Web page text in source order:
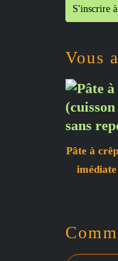
S'inscrire
Vous
Pâte à